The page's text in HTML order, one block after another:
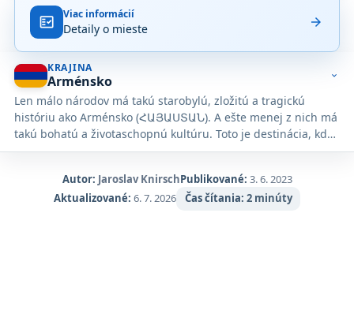
na
základe
986
hodnotení
na
Google
Maps.
fact_check Viac informácií
Detaily o mieste arrow_forward
KRAJINA
Arménsko
Len málo národov má takú starobylú, zložitú a tragickú
históriu ako Arménsko (ՀԱՅԱՍՏԱՆ). A ešte menej z nich má
takú bohatú a životaschopnú kultúru. Toto je destinácia, kde
vás zaujme história, ohromia pamiatky, prekvapí krajina a
miesto na objavovanie - cesty sú rozbité, doprava je často
ťažko ovládateľná a tí, ktorí nehovoria arménsky alebo rusky,
expand_more
Autor: Jaroslav KnirschPublikované: 3. 6. 2023
Aktualizované: 6. 7. 2026 Čas čítania: 2 minúty